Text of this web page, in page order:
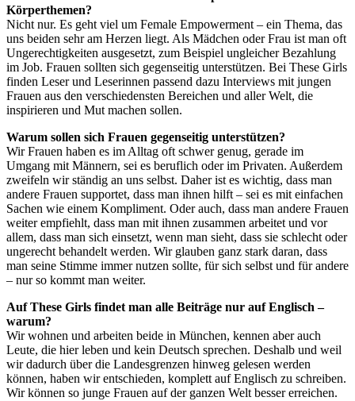
Körperthemen?
Nicht nur. Es geht viel um Female Empowerment – ein Thema, das
uns beiden sehr am Herzen liegt. Als Mädchen oder Frau ist man oft
Ungerechtigkeiten ausgesetzt, zum Beispiel ungleicher Bezahlung
im Job. Frauen sollten sich gegenseitig unterstützen. Bei These Girls
finden Leser und Leserinnen passend dazu Interviews mit jungen
Frauen aus den verschiedensten Bereichen und aller Welt, die
inspirieren und Mut machen sollen.
Warum sollen sich Frauen gegenseitig unterstützen?
Wir Frauen haben es im Alltag oft schwer genug, gerade im
Umgang mit Männern, sei es beruflich oder im Privaten. Außerdem
zweifeln wir ständig an uns selbst. Daher ist es wichtig, dass man
andere Frauen supportet, dass man ihnen hilft – sei es mit einfachen
Sachen wie einem Kompliment. Oder auch, dass man andere Frauen
weiter empfiehlt, dass man mit ihnen zusammen arbeitet und vor
allem, dass man sich einsetzt, wenn man sieht, dass sie schlecht oder
ungerecht behandelt werden. Wir glauben ganz stark daran, dass
man seine Stimme immer nutzen sollte, für sich selbst und für andere
– nur so kommt man weiter.
Auf These Girls findet man alle Beiträge nur auf Englisch –
warum?
Wir wohnen und arbeiten beide in München, kennen aber auch
Leute, die hier leben und kein Deutsch sprechen. Deshalb und weil
wir dadurch über die Landesgrenzen hinweg gelesen werden
können, haben wir entschieden, komplett auf Englisch zu schreiben.
Wir können so junge Frauen auf der ganzen Welt besser erreichen.